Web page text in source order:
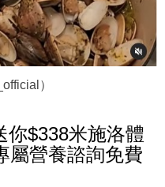
）
你$338米施洛體
屬營養諮詢免費